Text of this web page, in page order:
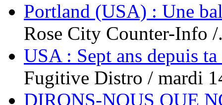
Portland (USA) : Une
Rose City Counter-Info /
USA : Sept ans depuis
Fugitive Distro / mardi
DIRONS-NOUS QUE